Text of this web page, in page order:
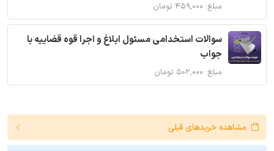
مبلغ: ۴۵۹,۰۰۰ تومان
سوالات استخدامی مسئول ابلاغ و اجرا قوه قضاییه با
جواب
مبلغ: ۵۰۲,۰۰۰ تومان
مشاهده خریدهای قبلی